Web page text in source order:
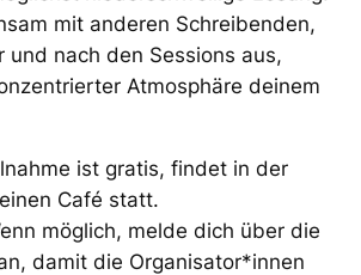
mit anderen Schreibenden,
und nach den Sessions aus,
Atmosphäre deinem
ist gratis, findet in der
Café statt.
möglich, melde dich über die
damit die Organisator*innen